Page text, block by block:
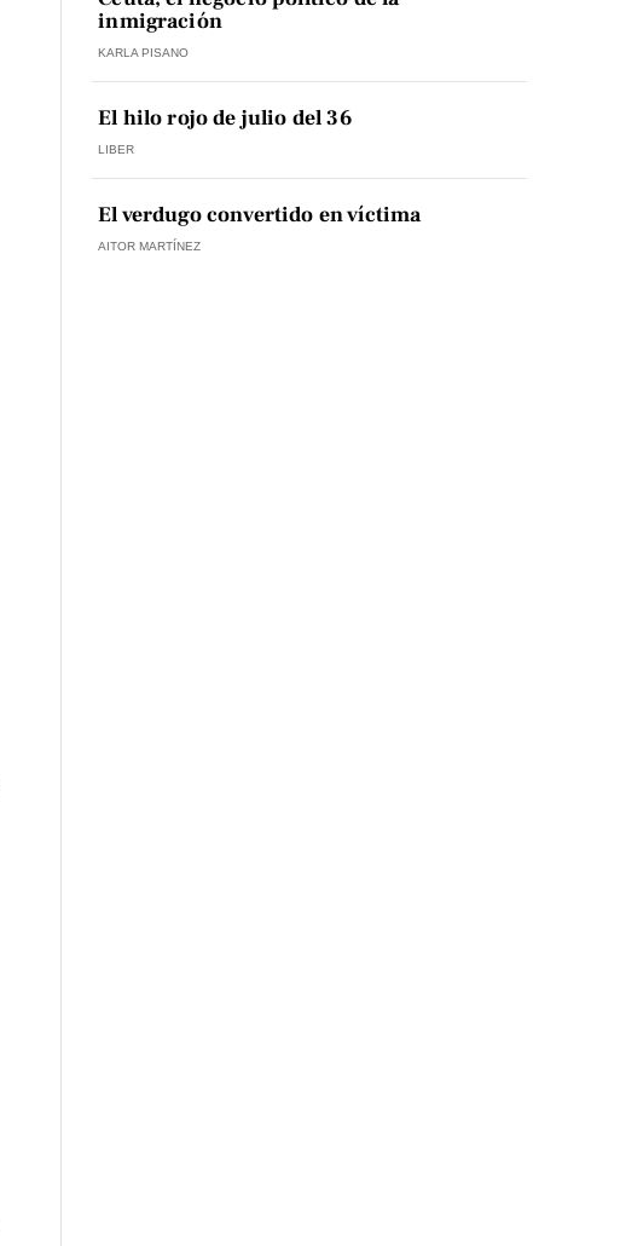
inmigración
KARLA PISANO
El hilo rojo de julio del 36
LIBER
El verdugo convertido en víctima
AITOR MARTÍNEZ